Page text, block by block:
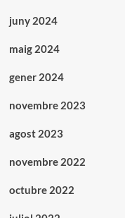
juny 2024
maig 2024
gener 2024
novembre 2023
agost 2023
novembre 2022
octubre 2022